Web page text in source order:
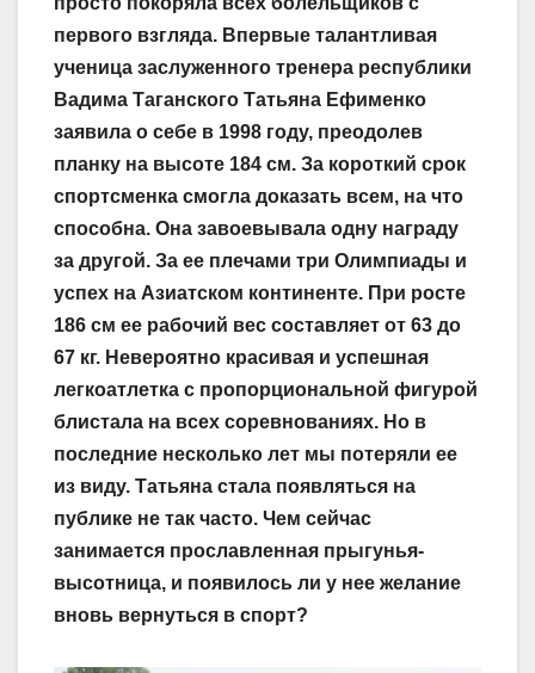
первого взгляда. Впервые талантливая
ученица заслуженного тренера республики
Вадима Таганского Татьяна Ефименко
заявила о себе в 1998 году, преодолев
планку на высоте 184 см. За короткий срок
спортсменка смогла доказать всем, на что
способна. Она завоевывала одну награду
за другой. За ее плечами три Олимпиады и
успех на Азиатском континенте. При росте
186 см ее рабочий вес составляет от 63 до
67 кг. Невероятно красивая и успешная
легкоатлетка с пропорциональной фигурой
блистала на всех соревнованиях. Но в
последние несколько лет мы потеряли ее
из виду. Татьяна стала появляться на
публике не так часто. Чем сейчас
занимается прославленная прыгунья-
высотница, и появилось ли у нее желание
вновь вернуться в спорт?